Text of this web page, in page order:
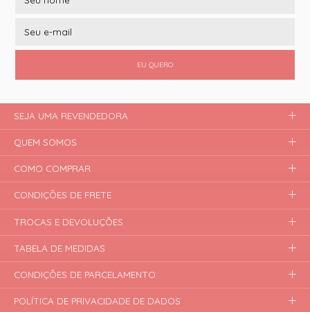
EU QUERO
SEJA UMA REVENDEDORA
QUEM SOMOS
COMO COMPRAR
CONDIÇÕES DE FRETE
TROCAS E DEVOLUÇÕES
TABELA DE MEDIDAS
CONDIÇÕES DE PARCELAMENTO
POLÍTICA DE PRIVACIDADE DE DADOS